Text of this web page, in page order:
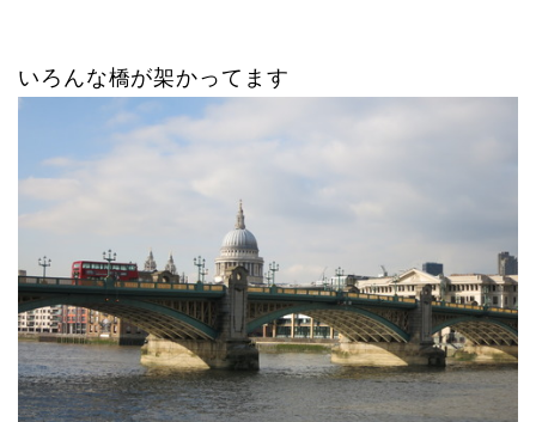
いろんな橋が架かってます